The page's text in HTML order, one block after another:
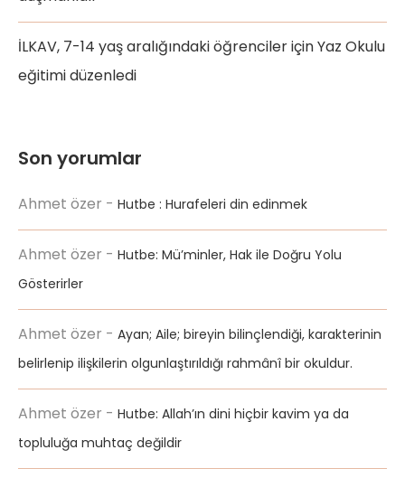
İLKAV, 7-14 yaş aralığındaki öğrenciler için Yaz Okulu
eğitimi düzenledi
Son yorumlar
Ahmet özer - Hutbe : Hurafeleri din edinmek
Ahmet özer - Hutbe: Mü’minler, Hak ile Doğru Yolu
Gösterirler
Ahmet özer - Ayan; Aile; bireyin bilinçlendiği, karakterinin
belirlenip ilişkilerin olgunlaştırıldığı rahmânî bir okuldur.
Ahmet özer - Hutbe: Allah’ın dini hiçbir kavim ya da
topluluğa muhtaç değildir